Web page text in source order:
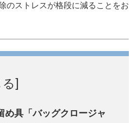
のストレスが格段に減ることをお
め具「バッグクロージャ